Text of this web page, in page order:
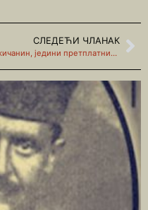
СЛЕДЕЋИ ЧЛАНАК
Ужичанин, једини претплатник Вуковог “Српског рјечника” из 1852. год.